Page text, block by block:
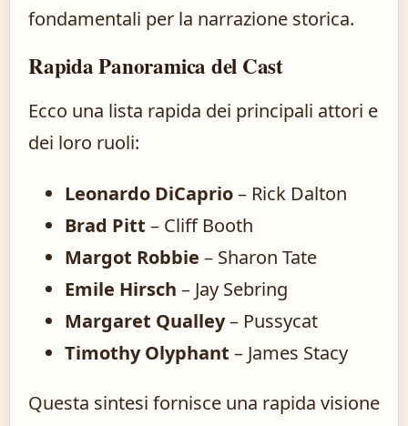
fondamentali per la narrazione storica.
Rapida Panoramica del Cast
Ecco una lista rapida dei principali attori e
dei loro ruoli:
Leonardo DiCaprio– Rick Dalton
Brad Pitt – Cliff Booth
Margot Robbie – Sharon Tate
Emile Hirsch – Jay Sebring
Margaret Qualley– Pussycat
Timothy Olyphant – James Stacy
Questa sintesi fornisce una rapida visione